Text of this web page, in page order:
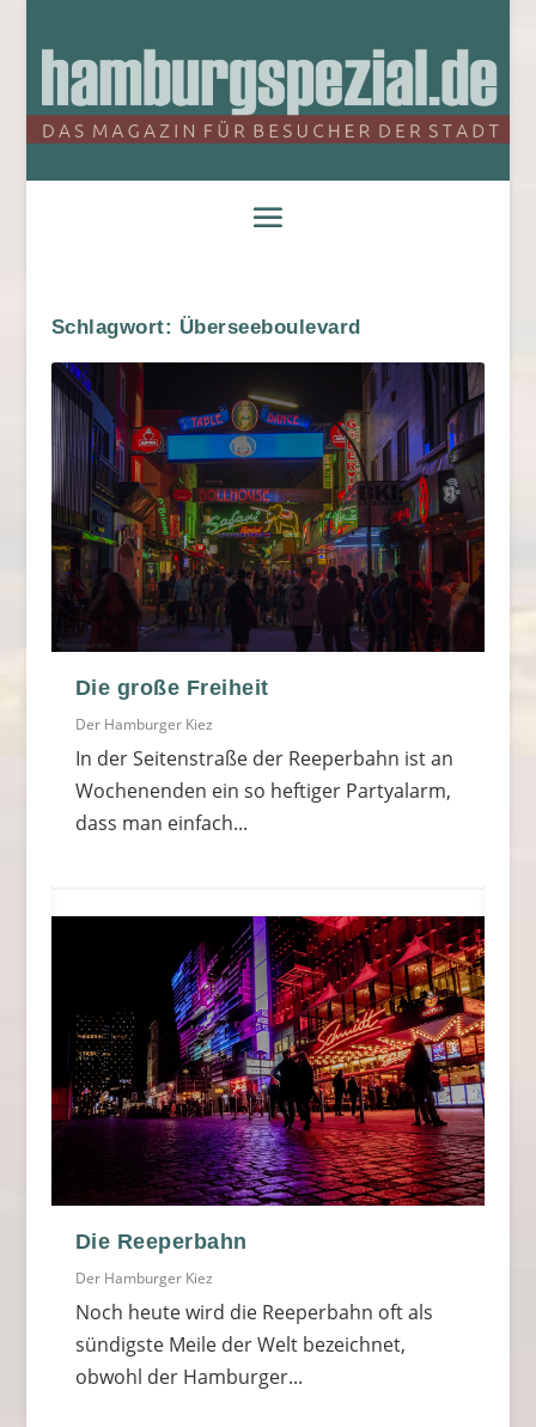
Schlagwort: Überseeboulevard
Die große Freiheit
Der Hamburger Kiez
In der Seitenstraße der Reeperbahn ist an
Wochenenden ein so heftiger Partyalarm,
dass man einfach...
Die Reeperbahn
Der Hamburger Kiez
Noch heute wird die Reeperbahn oft als
sündigste Meile der Welt bezeichnet,
obwohl der Hamburger...